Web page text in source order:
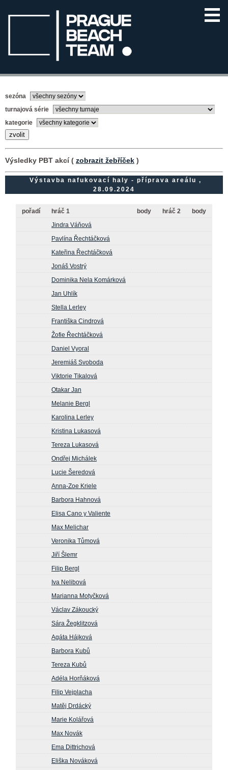
sezóna
turnajová série
kategorie
Výsledky PBT akcí ( zobrazit žebříček )
Výstavba nafukovací haly - příprava areálu ,
28.09.2024
pořadí hráč 1 body hráč 2
body
Jindra Váňová
Pavlína Řechtáčková
Kateřina Řechtáčková
Jonáš Vostrý
Dominika Nela Komárková
Jan Uhlík
Stella Lerley
Františka Cindrová
Žofie Řechtáčková
Daniel Vyoral
Jeremiáš Svoboda
Viktorie Tikalová
Otakar Jan
Melanie Bergl
Karolina Lerley
Kristina Lukasová
Tereza Lukasová
Ondřej Michálek
Lucie Šeredová
Anna-Zoe Kriele
Barbora Hahnová
Elisa Cano y Valiente
Max Melichar
Veronika Tůmová
Jiří Šlemr
Filip Bergl
Iva Nelibová
Marianna Motyčková
Václav Zákoucký
Sára Žegklitzová
Agáta Hájková
Barbora Kubů
Tereza Kubů
Adéla Horňáková
Filip Vejplacha
Matěj Drdácký
Marie Kolářová
Max Novák
Ema Dittrichová
Eliška Nováková